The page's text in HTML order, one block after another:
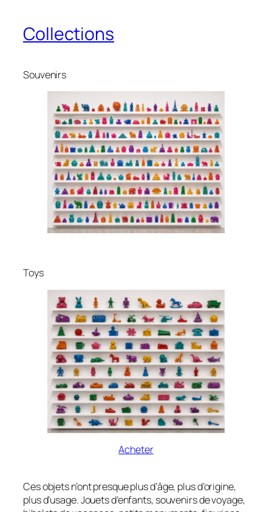
Collections
Souvenirs
Toys
Acheter
Ces objets n’ont presque plus d’âge, plus d’origine,
plus d’usage. Jouets d’enfants, souvenirs de voyage,